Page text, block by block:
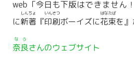
web「今日も下版はできません
に新著
しんちょ
『印刷
いんさつ
ボーイズに花束
はなたば
を』
奈良
なら
さんのウェブサイト